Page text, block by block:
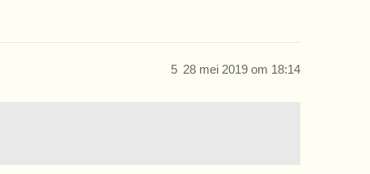
28 mei 2019 om 18:14
5